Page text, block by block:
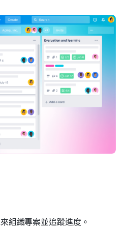
組織專案並追蹤進度。